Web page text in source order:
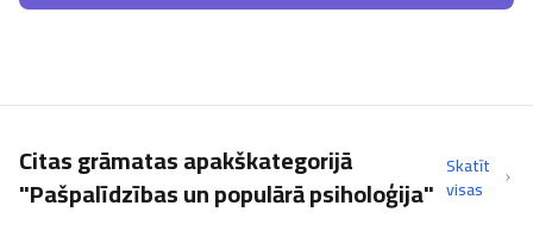
Citas grāmatas apakškategorijā
"Pašpalīdzības un populārā psiholoģija"
Skatīt
visas